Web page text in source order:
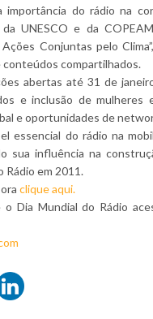
importância do rádio na
UNESCO e da
Conjuntas pelo
conteúdos compartilhados.
abertas até 31 de
e inclusão de mulheres
e oportunidades de
essencial do rádio na
sua influência na
Rádio em 2011.
clique aqui.
Dia Mundial do Rádio